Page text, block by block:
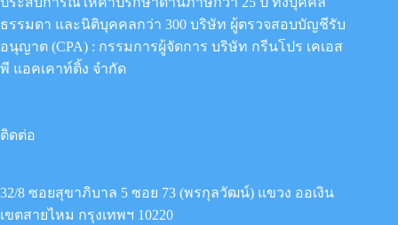
ธรรมดา และนิติบุคคลกว่า 300 บริษัท ผู้ตรวจสอบบัญชีรับ
อนุญาต (CPA) : กรรมการผู้จัดการ บริษัท กรีนโปร เคเอส
พี แอคเคาท์ติ้ง จำกัด
ติดต่อ
32/8 ซอยสุขาภิบาล 5 ซอย 73 (พรกุลวัฒน์) แขวง ออเงิน
เขตสายไหม กรุงเทพฯ 10220